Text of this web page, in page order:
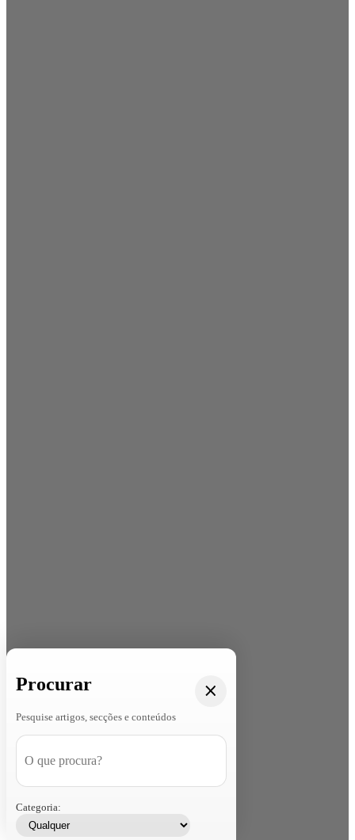
Procurar
Pesquise artigos, secções e conteúdos
Categoria: